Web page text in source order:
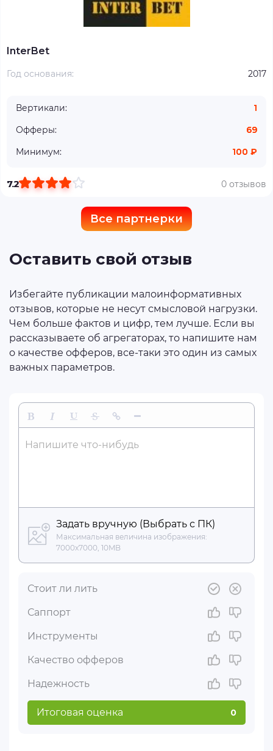
InterBet
Год основания: 2017
Вертикали:
1
Офферы:
69
Минимум:
100 ₽
7.2 0 отзывов
Все партнерки
Оставить свой отзыв
Избегайте публикации малоинформативных
отзывов, которые не несут смысловой нагрузки.
Чем больше фактов и цифр, тем лучше. Если вы
рассказываете об агрегаторах, то напишите нам
о качестве офферов, все-таки это один из самых
важных параметров.
Стоит ли лить
Саппорт
Инструменты
Качество офферов
Надежность
Итоговая оценка 0
Напишите что-нибудь
Задать вручную (Выбрать с ПК)
Максимальная величина изображения:
7000x7000, 10MB